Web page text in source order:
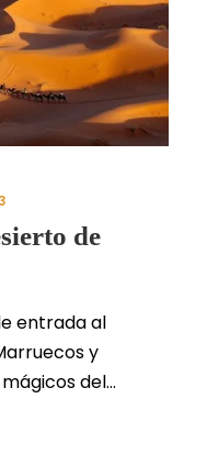
de
entrada al
y
del...